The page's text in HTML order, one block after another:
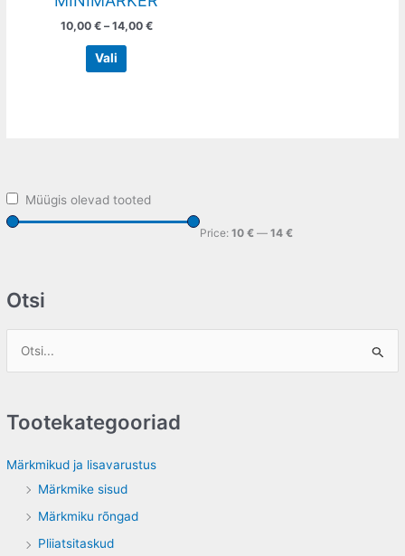
Müügis olevad tooted
Price:10 € —14 €
Otsi
Tootekategooriad
Märkmikud ja lisavarustus
Märkmike sisud
Märkmiku rõngad
Pliiatsitaskud
10,00 € – 14,00 €
Vali
product